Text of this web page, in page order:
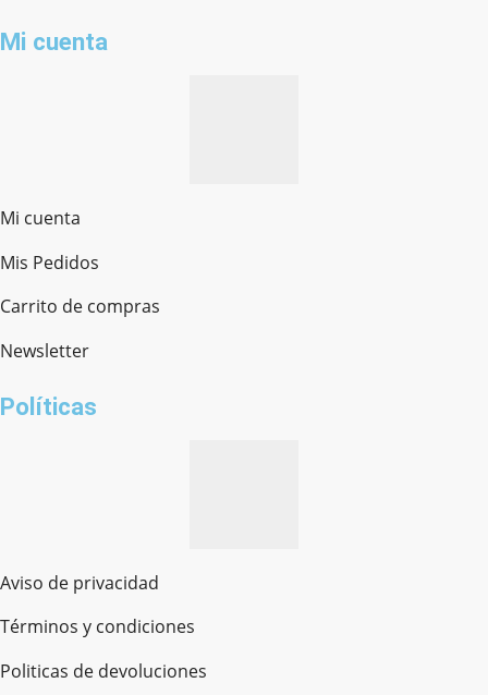
Mi cuenta
Mi cuenta
Mis Pedidos
Carrito de compras
Newsletter
Políticas
Aviso de privacidad
Términos y condiciones
Politicas de devoluciones